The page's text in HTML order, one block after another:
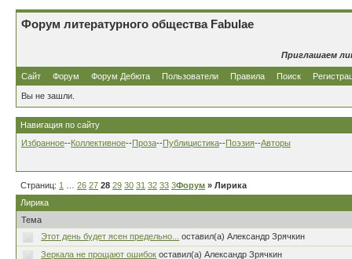
Форум литературного общества Fabulae
Приглашаем
Сайт Форум Форум Дебюта Пользователи Правила Поиск
Вы не зашли.
Навигация по сайту
Избранное--Коллективное--Проза--Публицистика--Поэзия--Авторы
Страниц: 1 26 27 28 29 30 31 32 33 34…80
Форум » Лирика
Лирика
Тема
Этот день будет ясен предельно...
оставил(а) Александр Зрячкин
Зеркала не прощают ошибок оставил(а) Александр Зрячкин